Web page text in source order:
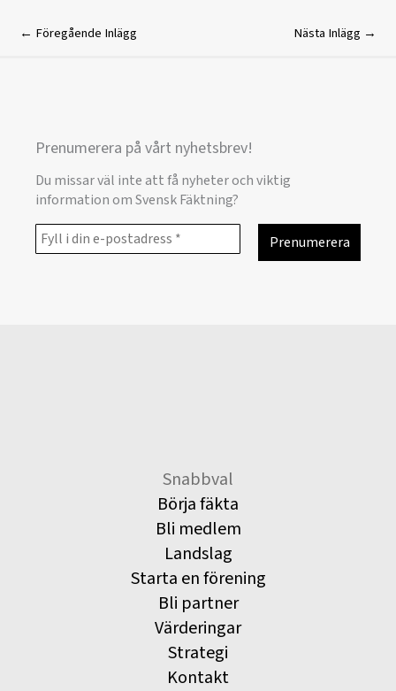
← Föregående Inlägg Nästa Inlägg →
Prenumerera på vårt nyhetsbrev!
Du missar väl inte att få nyheter och viktig
information om Svensk Fäktning?
Snabbval
Börja fäkta
Bli medlem
Landslag
Starta en förening
Bli partner
Värderingar
Strategi
Kontakt